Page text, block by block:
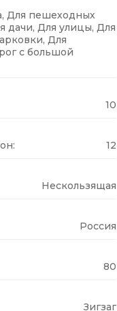
Для пешеходных
дачи, Для улицы, Для
Для
с большой
10
12
Нескользящая
Россия
80
Зигзаг